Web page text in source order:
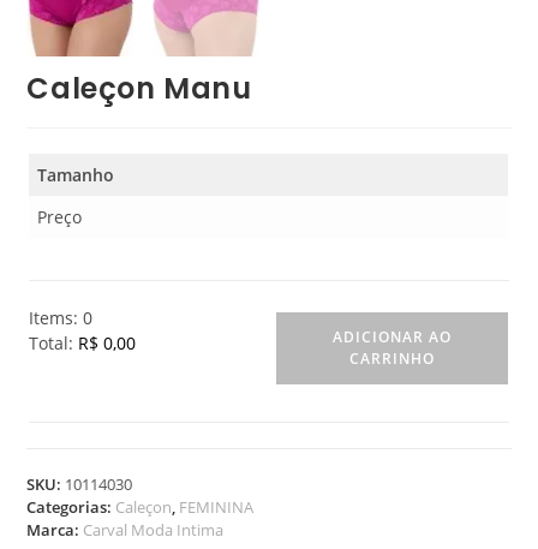
Caleçon Manu
Tamanho
Preço
Items:0
Total: R$ 0,00
s
.
ADICIONAR AO
CARRINHO
SKU: 10114030
Categorias: Caleçon, FEMININA
Marca: Carval Moda Intima